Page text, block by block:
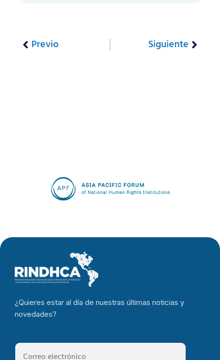
Previo Siguiente
¿Quieres estar al día de nuestras últimas noticias y
novedades?